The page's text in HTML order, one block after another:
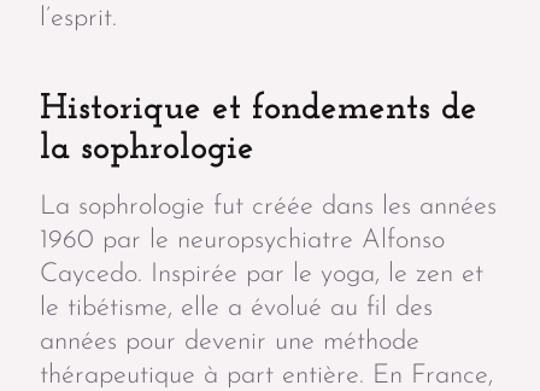
l’esprit.
Historique et fondements de
la sophrologie
La sophrologie fut créée dans les années
1960 par le neuropsychiatre Alfonso
Caycedo. Inspirée par le yoga, le zen et
le tibétisme, elle a évolué au fil des
années pour devenir une méthode
thérapeutique à part entière. En France,